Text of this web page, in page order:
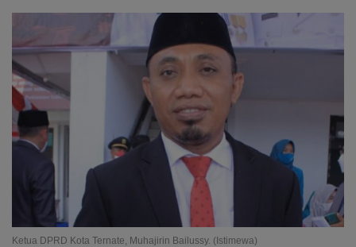
Ketua DPRD Kota Ternate, Muhajirin Bailussy. (Istimewa)